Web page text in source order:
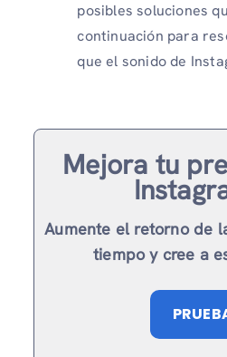
posibles soluciones
continuación para
que el sonido de
Mejora tu
Aumente el retorno de
tiempo y cree a